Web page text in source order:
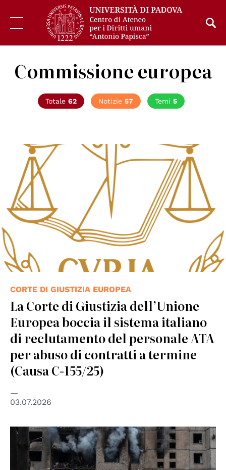
Commissione europea
Totale 62 Notizie 57 Temi 5
CORTE DI GIUSTIZIA EUROPEA
La Corte di Giustizia dell’Unione
Europea boccia il sistema italiano
di reclutamento del personale ATA
per abuso di contratti a termine
(Causa C-155/25)
03.07.2026
© © UNICEF